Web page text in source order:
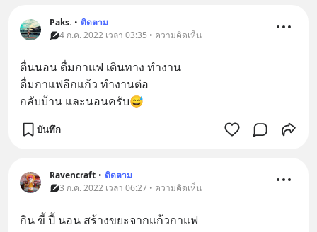
Paks. • ติดตาม
4 ก.ค. 2022 เวลา 03:35 • ความคิดเห็น
ตื่นนอน ดื่มกาแฟ เดินทาง ทำงาน
ดื่มกาแฟอีกแก้ว ทำงานต่อ
กลับบ้าน และนอนครับ😅
บันทึก
Ravencraft • ติดตาม
3 ก.ค. 2022 เวลา 06:27 • ความคิดเห็น
กิน ขี้ ปี้ นอน สร้างขยะจากแก้วกาแฟ